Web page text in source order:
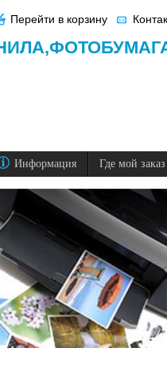
Перейти в корзину
Информация Где мой заказ